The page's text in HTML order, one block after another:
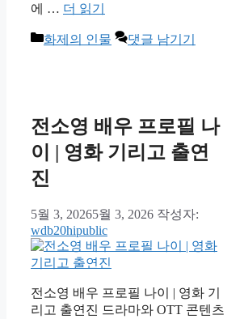
에 … 더 읽기
카
화제의 인물 댓글 남기기
전소영 배우 프로필 나
이 | 영화 기리고 출연
진
5월 3, 20265월 3, 2026 작성자:
wdb20hipublic
전소영 배우 프로필 나이 | 영화 기
리고 출연진 드라마와 OTT 콘텐츠